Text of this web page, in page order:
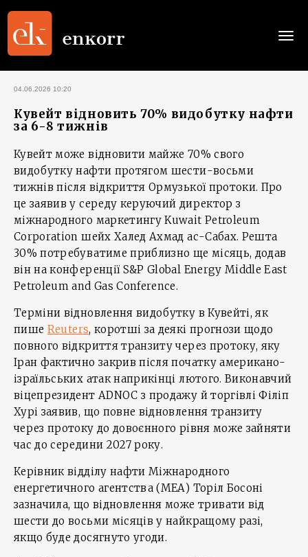
04.06.2026 10:20
Кувейт відновить 70% видобутку нафти
за 6-8 тижнів
Кувейт може відновити майже 70% свого
видобутку нафти протягом шести-восьми
тижнів після відкриття Ормузької протоки. Про
це заявив у середу керуючий директор з
міжнародного маркетингу Kuwait Petroleum
Corporation шейх Халед Ахмад ас-Сабах. Решта
30% потребуватиме приблизно ще місяць, додав
він на конференції S&P Global Energy Middle East
Petroleum and Gas Conference.
Терміни відновлення видобутку в Кувейті, як
пише Reuters, коротші за деякі прогнози щодо
повного відкриття транзиту через протоку, яку
Іран фактично закрив після початку американо-
ізраїльських атак наприкінці лютого. Виконавчий
віцепрезидент ADNOC з продажу й торгівлі Філіп
Хурі заявив, що повне відновлення транзиту
через протоку до довоєнного рівня може зайняти
час до середини 2027 року.
Керівник відділу нафти Міжнародного
енергетичного агентства (МЕА) Торіл Босоні
зазначила, що відновлення може тривати від
шести до восьми місяців у найкращому разі,
якщо буде досягнуто угоди.